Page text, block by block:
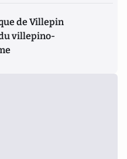
de Villepin
villepino-